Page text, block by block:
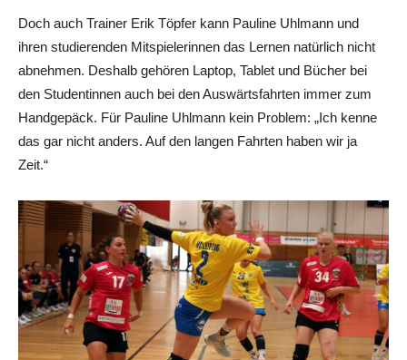
Doch auch Trainer Erik Töpfer kann Pauline Uhlmann und
ihren studierenden Mitspielerinnen das Lernen natürlich nicht
abnehmen. Deshalb gehören Laptop, Tablet und Bücher bei
den Studentinnen auch bei den Auswärtsfahrten immer zum
Handgepäck. Für Pauline Uhlmann kein Problem: „Ich kenne
das gar nicht anders. Auf den langen Fahrten haben wir ja
Zeit.“